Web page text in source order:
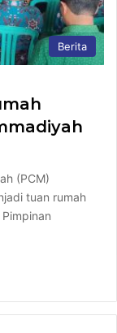
Berita
(PCM)
tuan rumah